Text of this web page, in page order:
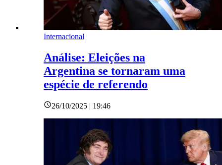
Internacional
Análise: Eleições na
Argentina se tornaram uma
espécie de referendo
26/10/2025 | 19:46